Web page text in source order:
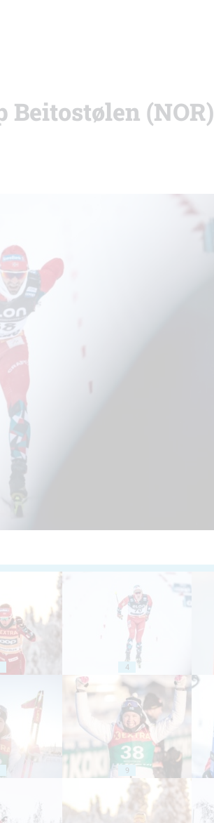
(NOR)
4
9